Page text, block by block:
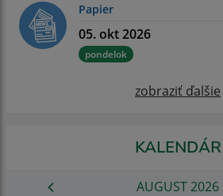
Papier
05. okt 2026
pondelok
zobraziť ďalšie
KALENDÁR
AUGUST 2026